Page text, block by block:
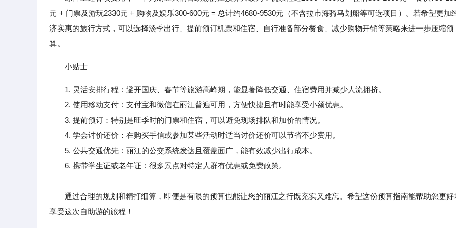
元 + 门票及游玩2330元 + 购物及娱乐300-600元 = 总计约4680-9530元（不含拉市海骑马划船等可选项目）。若希望更加
济实惠的旅行方式，可以选择淡季出行、提前预订机票和住宿、自行准备部分餐食、减少购物开销等策略来进一步压缩预
算。
小贴士
1. 灵活安排行程：避开国庆、春节等旅游高峰期，能显著降低交通、住宿费用并减少人流拥挤。
2. 使用移动支付：支付宝和微信在丽江普遍可用，方便快捷且有时能享受小额优惠。
3. 提前预订：特别是旺季时的门票和住宿，可以避免现场排队和加价的情况。
4. 学会讨价还价：在购买手信或参加某些活动时适当讨价还价可以节省不少费用。
5. 公共交通优先：丽江的公交系统发达且覆盖面广，能有效减少出行成本。
6. 携带学生证或老年证：很多景点对特定人群有优惠或免费政策。
通过合理的规划和精打细算，即便是有限的预算也能让您的丽江之行既充实又难忘。希望这份预算指南能帮助您更好
享受这次自助游的旅程！